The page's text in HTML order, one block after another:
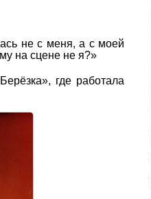
не с меня, а с моей
на сцене не я?»
где работала